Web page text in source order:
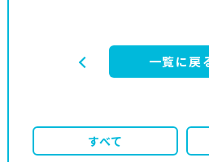
一覧に戻
すべて